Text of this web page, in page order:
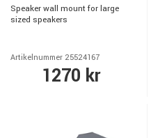
Speaker wall mount for large
sized speakers
Artikelnummer 25524167
1270 kr